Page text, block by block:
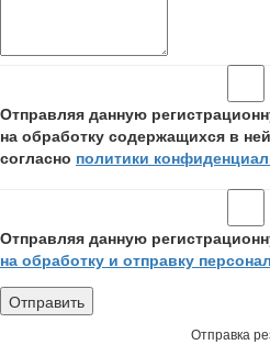
Отправляя данную
на обработку содержащихся в
согласно политики
Отправляя данную
на обработку и отправку
Отправка